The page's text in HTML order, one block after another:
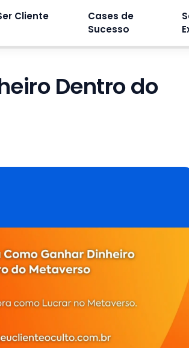
Cliente
Cases de
Sucesso
Dentro do